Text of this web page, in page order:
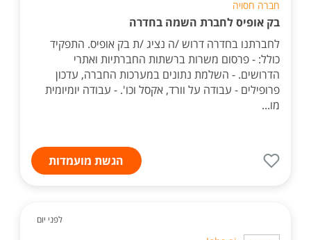
חברה חסויה
בק אופיס לחברת השמה בחדרה
לחברתנו בחדרה דרוש /ה נציג /ת בק אופיס. התפקיד
כולל: - פרסום משרות ברשתות החברתיות ואתרי
הדרושים. - השלמת נתונים במערכות החברה, עדכון
פרופילים - עבודה על וורד, אקסל וכו'. - עבודה יומיומית
מו...
הגשת מועמדות
לפני יום